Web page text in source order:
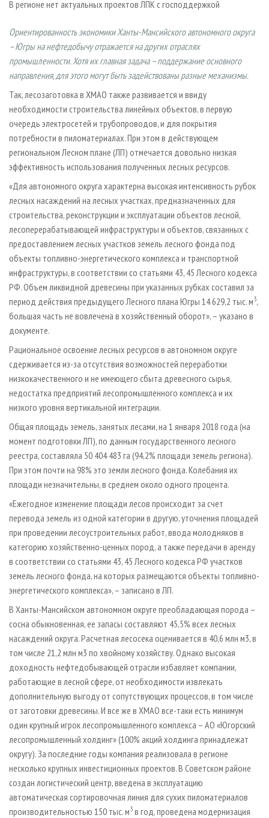
СУШКА ДРЕВЕСИНЫ
ПРОИЗВОДСТВО ДРЕВЕСНЫХ ПЛИТ
ДЕРЕВЯННОЕ ДОМОСТРОЕНИЕ
ПРОИЗВОДСТВО МЕБЕЛИ
ЦБП
ИНСТРУМЕНТ И МАТЕРИАЛЫ
ПЕРСОНЫ
МОБИЛЬНЫЕ ВЫСТАВКИ
ОФИЦИАЛЬНЫЕ ДЕЛЕГАЦИИ
ПРИОРИТЕТНЫЕ ИНВЕСТПРОЕКТЫ
RUSSIAN FORESTRY REVIEW
ГАЗЕТА ЛЕСПРОМФОРУМ
БИБЛИОТЕКА СПЕЦИАЛИСТА
КОНТАКТЫ
РЕКЛАМА
РЕКЛАМА НА САЙТЕ
В регионе нет актуальных проектов ЛПК с господдержкой
Ориентированность экономики Ханты-Мансийского автономного округа
– Югры на нефтедобычу отражается на других отраслях
промышленности. Хотя их главная задача – поддержание основного
направления, для этого могут быть задействованы разные механизмы.
Так, лесозаготовка в ХМАО также развивается и ввиду
необходимости строительства линейных объектов, в первую
очередь электросетей и трубопроводов, и для покрытия
потребности в пиломатериалах. При этом в действующем
региональном Лесном плане (ЛП) отмечается довольно низкая
эффективность использования полученных лесных ресурсов.
«Для автономного округа характерна высокая интенсивность рубок
лесных насаждений на лесных участках, предназначенных для
строительства, реконструкции и эксплуатации объектов лесной,
лесоперерабатывающей инфраструктуры и объектов, связанных с
предоставлением лесных участков земель лесного фонда под
объекты топливно-энергетического комплекса и транспортной
инфраструктуры, в соответствии со статьями 43, 45 Лесного кодекса
РФ. Объем ликвидной древесины при указанных рубках составил за
период действия предыдущего Лесного плана Югры 14 629,2 тыс. м3,
большая часть не вовлечена в хозяйственный оборот», – указано в
документе.
Рациональное освоение лесных ресурсов в автономном округе
сдерживается из-за отсутствия возможностей переработки
низкокачественного и не имеющего сбыта древесного сырья,
недостатка предприятий лесопромышленного комплекса и их
низкого уровня вертикальной интеграции.
Общая площадь земель, занятых лесами, на 1 января 2018 года (на
момент подготовки ЛП), по данным государственного лесного
реестра, составляла 50 404 483 га (94,2% площади земель региона).
При этом почти на 98% это земли лесного фонда. Колебания их
площади незначительны, в среднем около одного процента.
«Ежегодное изменение площади лесов происходит за счет
перевода земель из одной категории в другую, уточнения площадей
при проведении лесоустроительных работ, ввода молодняков в
категорию хозяйственно-ценных пород, а также передачи в аренду
в соответствии со статьями 43, 45 Лесного кодекса РФ участков
земель лесного фонда, на которых размещаются объекты топливно-
энергетического комплекса», – записано в ЛП.
В Ханты-Мансийском автономном округе преобладающая порода –
сосна обыкновенная, ее запасы составляют 45,5% всех лесных
насаждений округа. Расчетная лесосека оценивается в 40,6 млн м3, в
том числе 21,2 млн м3 по хвойному хозяйству. Однако высокая
доходность нефтедобывающей отрасли избавляет компании,
работающие в лесной сфере, от необходимости извлекать
дополнительную выгоду от сопутствующих процессов, в том числе
от заготовки древесины. И все же в ХМАО все-таки есть минимум
один крупный игрок лесопромышленного комплекса – АО «Югорский
лесопромышленный холдинг» (100% акций холдинга принадлежат
округу). За последние годы компания реализовала в регионе
несколько крупных инвестиционных проектов. В Советском районе
создан логистический центр, введена в эксплуатацию
автоматическая сортировочная линия для сухих пиломатериалов
производительностью 150 тыс. м3 в год, проведена модернизация